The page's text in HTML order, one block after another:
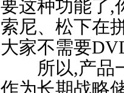
要这种功能了,
索尼、松下在
大家不需要
所以,产品一
作为长期战略